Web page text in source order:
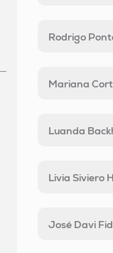
Rodrigo
Mariana
Luanda
Livia Siviero
José Davi